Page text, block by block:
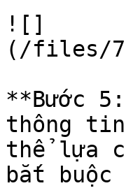
![]
(/files/
**Bước
thông tin
thể lựa
bắt